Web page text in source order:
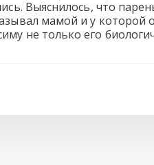
Выяснилось, что
мамой и у
не только его